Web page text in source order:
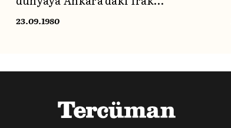
Büyükelçiliği tarafından
23.09.1980